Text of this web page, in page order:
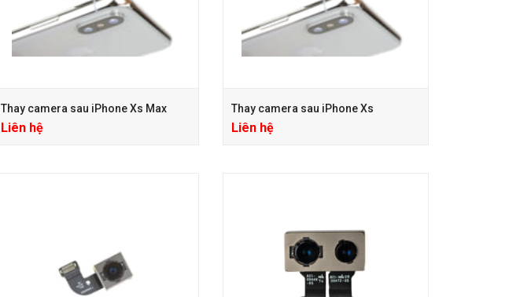
Thay camera sau iPhone Xs Max
Liên hệ
Thay camera sau iPhone Xs
Liên hệ